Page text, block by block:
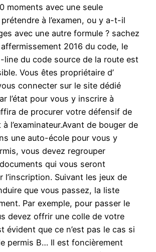
moments avec une seule
à l’examen, ou y a-t-il
avec une autre formule ? sachez
2016 du code, le
line du code source de la route est
Vous êtes propriétaire d’
connecter sur le site dédié
l’état pour vous y inscrire à
de procurer votre défensif de
l’examinateur.Avant de bouger de
une auto-école pour vous y
vous devez regrouper
qui vous seront
l’inscription. Suivant les jeux de
que vous passez, la liste
Par exemple, pour passer le
devez offrir une colle de votre
évident que ce n’est pas le cas si
permis B… Il est foncièrement